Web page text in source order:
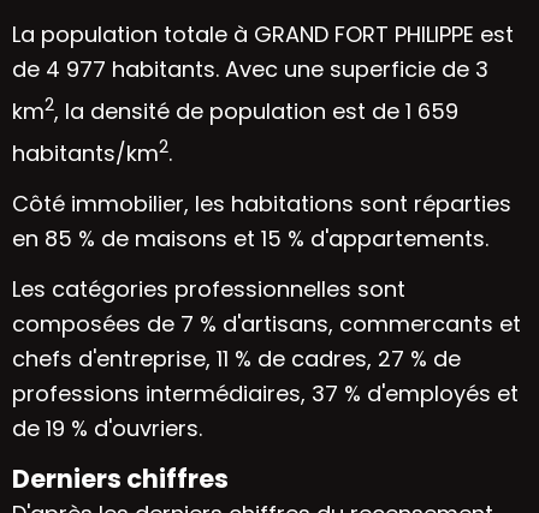
La population totale à GRAND FORT PHILIPPE est
de 4 977 habitants. Avec une superficie de 3
km2, la densité de population est de 1 659
habitants/km2.
Côté immobilier, les habitations sont réparties
en 85 % de maisons et 15 % d'appartements.
Les catégories professionnelles sont
composées de 7 % d'artisans, commercants et
chefs d'entreprise, 11 % de cadres, 27 % de
professions intermédiaires, 37 % d'employés et
de 19 % d'ouvriers.
Derniers chiffres